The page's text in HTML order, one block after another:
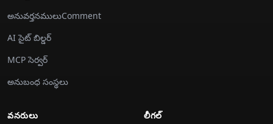
అనువర్తనములుComment
AI సైట్ బిల్డర్
MCP సెర్వర్
అనుబంధ సంస్థలు
వనరులు లీగల్